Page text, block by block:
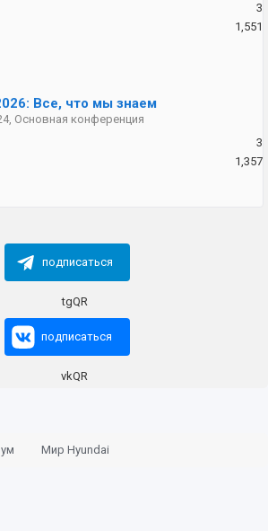
3
1,551
Все, что мы знаем
, Основная конференция
3
1,357
подписаться
подписаться
Мир Hyundai